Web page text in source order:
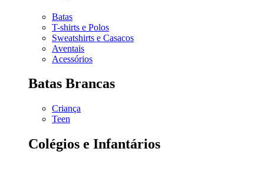
Batas
T-shirts e Polos
Sweatshirts e Casacos
Aventais
Acessórios
Batas Brancas
Criança
Teen
Colégios e Infantários